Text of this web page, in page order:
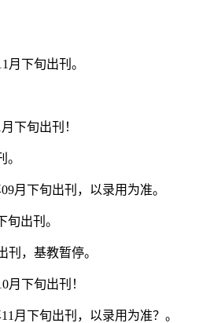
下旬出刊。
下旬出刊！
月下旬出刊，以录用为准。
出刊。
，基教暂停。
下旬出刊！
月下旬出刊，以录用为准？。